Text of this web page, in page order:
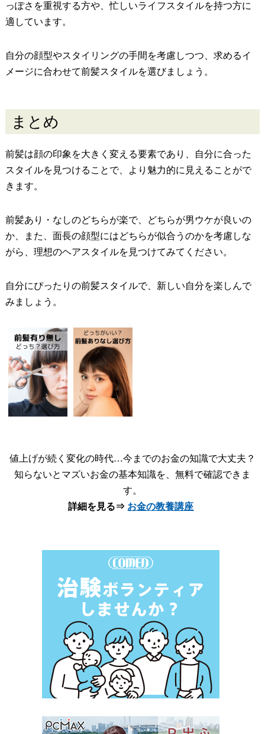
っぽさを重視する方や、忙しいライフスタイルを持つ方に
適しています。
自分の顔型やスタイリングの手間を考慮しつつ、求めるイ
メージに合わせて前髪スタイルを選びましょう。
まとめ
前髪は顔の印象を大きく変える要素であり、自分に合った
スタイルを見つけることで、より魅力的に見えることがで
きます。
前髪あり・なしのどちらが楽で、どちらが男ウケが良いの
か、また、面長の顔型にはどちらが似合うのかを考慮しな
がら、理想のヘアスタイルを見つけてみてください。
自分にぴったりの前髪スタイルで、新しい自分を楽しんで
みましょう。
値上げが続く変化の時代…今までのお金の知識で大丈夫？
知らないとマズいお金の基本知識を、無料で確認できま
す。
詳細を見る⇒ お金の教養講座